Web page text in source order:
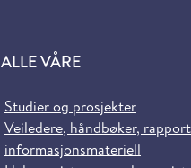
ALLE VÅRE
Studier og prosjekter
Veiledere, håndbøker,
informasjonsmateriell